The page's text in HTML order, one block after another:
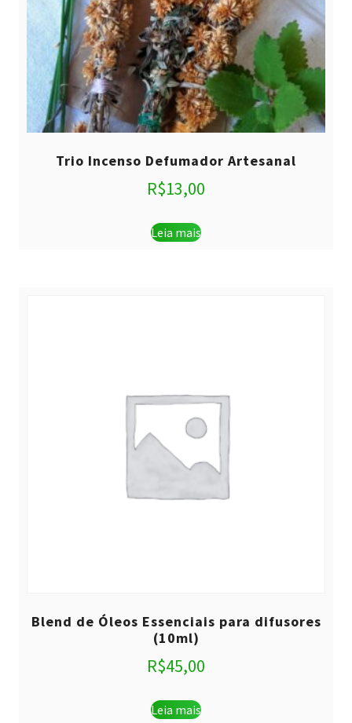
Trio Incenso Defumador Artesanal
R$13,00
Leia mais
Blend de Óleos Essenciais para difusores
(10ml)
R$45,00
Leia mais